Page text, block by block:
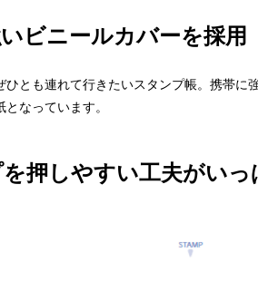
ビニールカバーを採用
ひとも連れて行きたいスタンプ帳。携帯
なっています。
押しやすい工夫がいっ